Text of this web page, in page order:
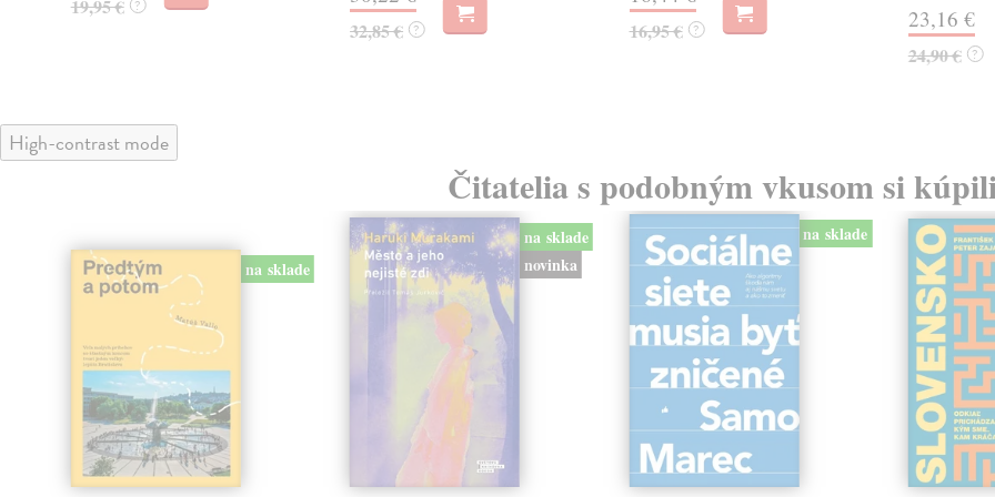
19,95 € ?
32,85 € ? 16,95 € ? 23,16 €
24,90 € ?
High-contrast mode
Čitatelia s podobným vkusom si
na sklade
na sklade
novinka
na sklade